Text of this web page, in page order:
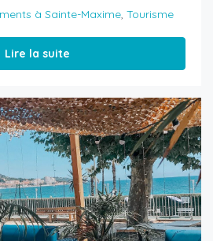
à Sainte-Maxime, Tourisme
Lire la suite